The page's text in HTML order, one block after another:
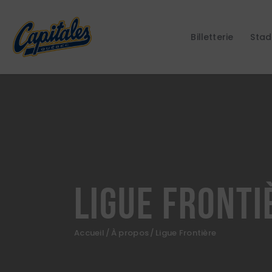
Billetterie
Ligue
Accueil À propos Ligue Frontière